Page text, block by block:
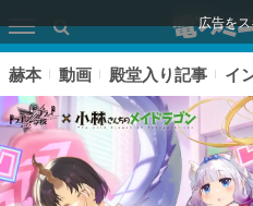
広告を
赫本 動画 殿堂入り記事 イ